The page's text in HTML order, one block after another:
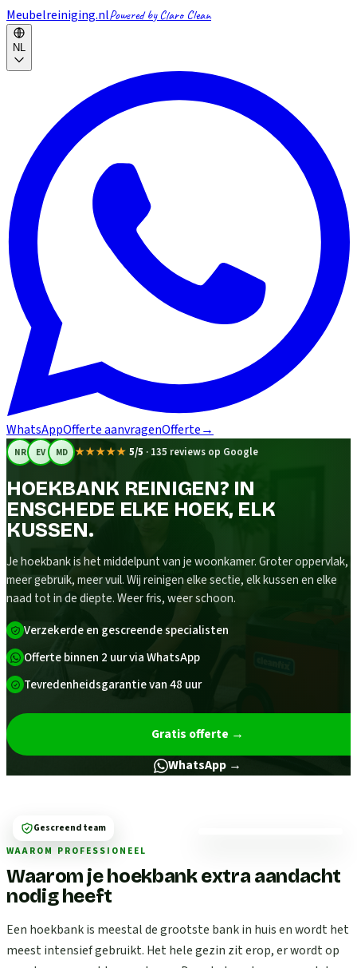
Meubelreiniging.nlPowered by Claro Clean
NL
WhatsAppOfferte aanvragenOfferte→
NR EV MD ★★★★★ 5/5 · 135 reviews op Google
HOEKBANK REINIGEN? IN
ENSCHEDE ELKE HOEK, ELK
KUSSEN.
Je hoekbank is het middelpunt van je woonkamer. Groter oppervlak,
meer gebruik, meer vuil. Wij reinigen elke sectie, elk kussen en elke
naad tot in de diepte. Weer fris, weer schoon.
Verzekerde en gescreende specialisten
Offerte binnen 2 uur via WhatsApp
Tevredenheidsgarantie van 48 uur
Gratis offerte →
WhatsApp →
WAAROM PROFESSIONEEL
Waarom je hoekbank extra aandacht
nodig heeft
Een hoekbank is meestal de grootste bank in huis en wordt het
meest intensief gebruikt. Het hele gezin zit erop, er wordt op
Gescreend team